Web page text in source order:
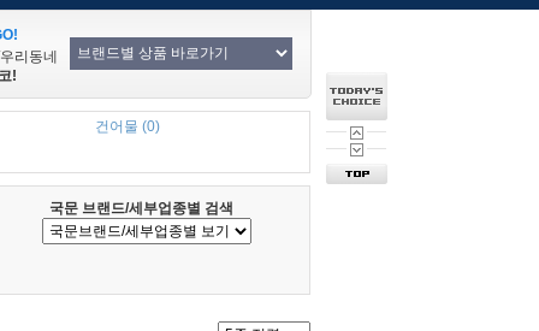
리동네
!
건어물 (0)
국문 브랜드/세부업종별 검색